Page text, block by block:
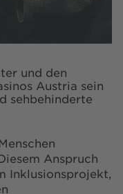
und den
Austria sein
sehbehinderte
Anspruch
Inklusionsprojekt,